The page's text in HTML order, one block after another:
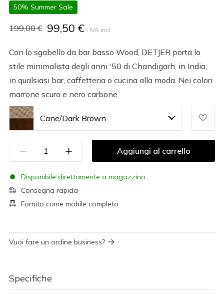
50% Summer Sale
199,00 € 99,50 € IVA incl.
Con lo sgabello da bar basso Wood, DETJER porta lo
stile minimalista degli anni '50 di Chandigarh, in India,
in qualsiasi bar, caffetteria o cucina alla moda. Nei colori
marrone scuro e nero carbone
Cane/Dark Brown
Aggiungi al carrello
Disponibile direttamente a magazzino
Consegna rapida
Fornito come mobile completo
Vuoi fare un ordine business?
Specifiche